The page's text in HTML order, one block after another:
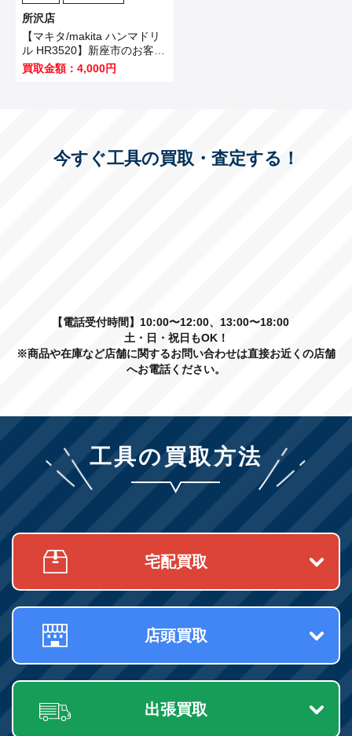
所沢店
【マキタ/makita ハンマドリ
ル HR3520】新座市のお客様
から買取いたしました！
買取金額：4,000円
今すぐ工具の買取・査定する！
【電話受付時間】10:00〜12:00、13:00〜18:00
土・日・祝日もOK！
※商品や在庫など店舗に関するお問い合わせは直接お近くの店舗
へお電話ください。
工具の買取方法
宅配買取
店頭買取
出張買取